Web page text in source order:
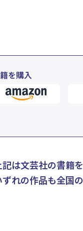
を購入
記は文芸社の書籍
ずれの作品も全国